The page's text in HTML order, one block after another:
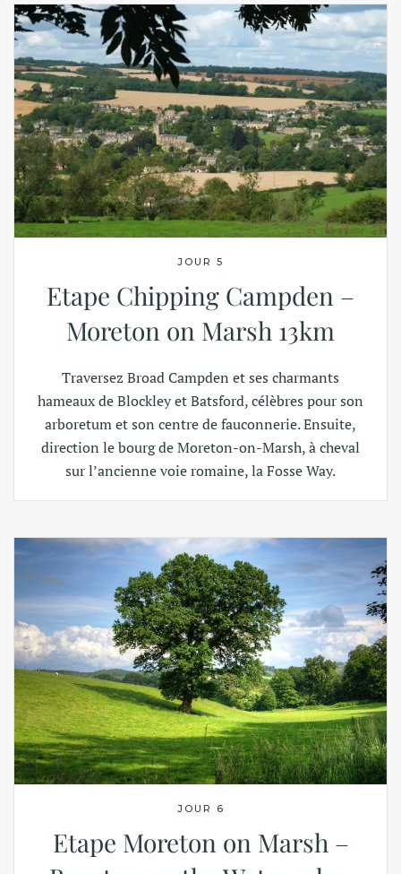
JOUR 5
Etape Chipping Campden –
Moreton on Marsh 13km
Traversez Broad Campden et ses charmants
hameaux de Blockley et Batsford, célèbres pour son
arboretum et son centre de fauconnerie. Ensuite,
direction le bourg de Moreton-on-Marsh, à cheval
sur l’ancienne voie romaine, la Fosse Way.
JOUR 6
Etape Moreton on Marsh –